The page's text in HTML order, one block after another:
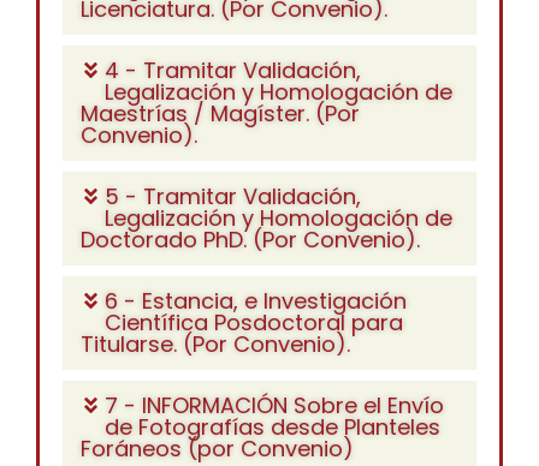
Licenciatura. (Por Convenio).
4 - Tramitar Validación,
Legalización y Homologación de
Maestrías / Magíster. (Por
Convenio).
5 - Tramitar Validación,
Legalización y Homologación de
Doctorado PhD. (Por Convenio).
6 - Estancia, e Investigación
Científica Posdoctoral para
Titularse. (Por Convenio).
7 - INFORMACIÓN Sobre el Envío
de Fotografías desde Planteles
Foráneos (por Convenio)